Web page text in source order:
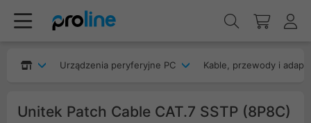
Urządzenia peryferyjne PC Kable, przewody i
Unitek Patch Cable CAT.7 SSTP (8P8C)